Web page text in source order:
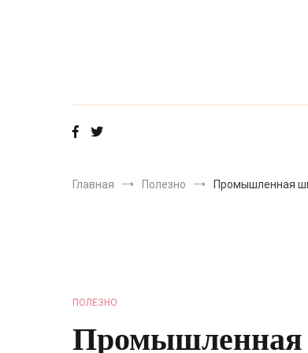
Главная Полезно Промышленная
ПОЛЕЗНО